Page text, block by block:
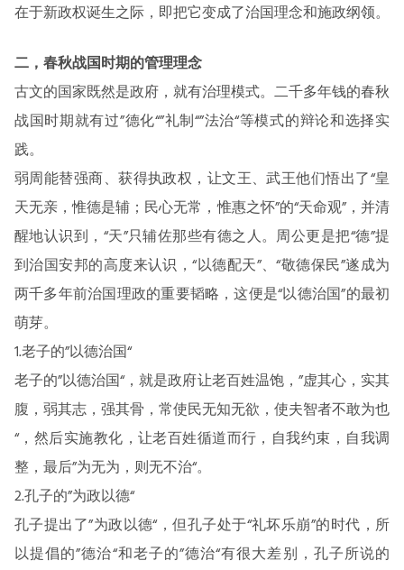
在于新政权诞生之际，即把它变成了治国理念和施政纲领。
二，春秋战国时期的管理理念
古文的国家既然是政府，就有治理模式。二千多年钱的春秋
战国时期就有过”德化“”礼制“”法治“等模式的辩论和选择实
践。
弱周能替强商、获得执政权，让文王、武王他们悟出了“皇
天无亲，惟德是辅；民心无常，惟惠之怀”的“天命观”，并清
醒地认识到，“天”只辅佐那些有德之人。周公更是把“德”提
到治国安邦的高度来认识，“以德配天”、“敬德保民”遂成为
两千多年前治国理政的重要韬略，这便是“以德治国”的最初
萌芽。
1.老子的”以德治国“
老子的”以德治国“，就是政府让老百姓温饱，”虚其心，实其
腹，弱其志，强其骨，常使民无知无欲，使夫智者不敢为也
“，然后实施教化，让老百姓循道而行，自我约束，自我调
整，最后”为无为，则无不治“。
2.孔子的”为政以德“
孔子提出了”为政以德“，但孔子处于“礼坏乐崩”的时代，所
以提倡的”德治“和老子的”德治“有很大差别，孔子所说的